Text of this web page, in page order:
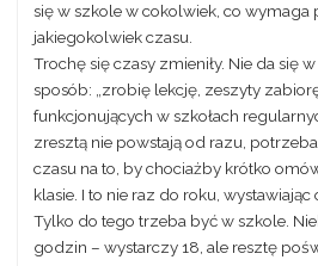
się w szkole w cokolwiek, co wymaga
jakiegokolwiek czasu.
Trochę się czasy zmieniły. Nie da się
sposób: „zrobię lekcję, zeszyty
funkcjonujących w szkołach
zresztą nie powstają od razu,
czasu na to, by chociażby krótko
klasie. I to nie raz do roku,
Tylko do tego trzeba być w szkole.
godzin – wystarczy 18, ale resztę